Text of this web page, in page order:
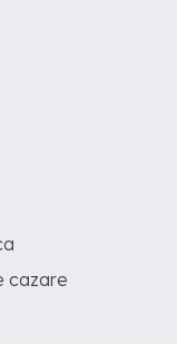
cazare